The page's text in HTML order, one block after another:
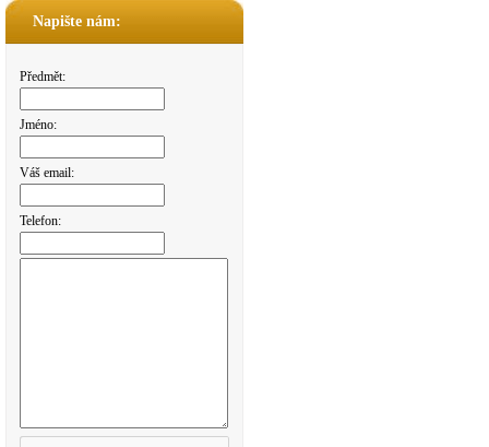
Napište nám:
Předmět:
Jméno:
Váš email:
Telefon: